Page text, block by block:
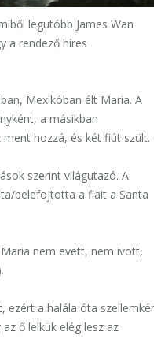
legutóbb James Wan
a rendező híres
Mexikóban élt Maria. A
ként, a másikban
hozzá, és két fiút szült.
szerint világutazó. A
belefojtotta a fiait a Santa
nem evett, nem ivott,
ezért a halála óta
ő lelkük elég lesz az